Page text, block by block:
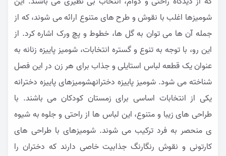
شومیزها اغلب با نقوش و طرح های متنوع ارائه می شوند، که از
جمله آن ها می توان به گل ها، خطوط و پچ ورک اشاره کرد. از
این رو، با توجه به تنوع و گستره انتخابات، شومیز پاییزه زنانه به
عنوان یک قطعه لباس استایلی و جذاب برای هر زن در این فصل
شناخته می شود. شومیز پاییزه دخترانهشومیزهای پاییزه دخترانه
یکی از انتخابات اساسی برای زمستان کودکان می باشند. با
طراحی های زیبا و متنوع، این لباس ها از راحتی و جلوه به شیوه
ی منحصر به فرد ترکیب می شوند. شومیزهای با طراحی های
کارتونی و نقوش رنگارنگ جذابیت خاصی دارند که دختران را